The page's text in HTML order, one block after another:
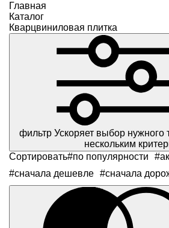
Главная
Каталог
Кварцвиниловая плитка
фильтр Ускоряет выбор нужного
нескольким
Сортировать#по популярности
#сначала дешевле #сначала